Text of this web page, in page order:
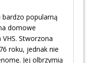
bardzo popularną
domowe
Stworzona
roku, jednak nie
Jej olbrzymią